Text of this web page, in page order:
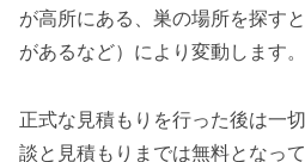
が高所にある、巣の場所を探す
があるなど）により変動します。
正式な見積もりを行った後は一
談と見積もりまでは無料となって